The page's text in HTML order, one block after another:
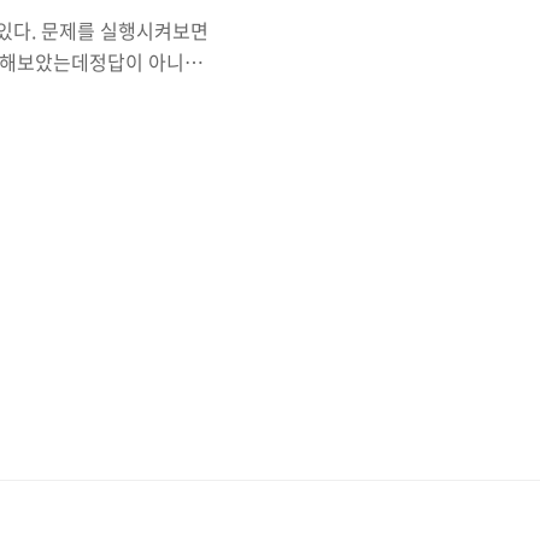
다. 문제를 실행시켜보면
보았는데정답이 아니기
는 0x0C0D9B0A7 이라